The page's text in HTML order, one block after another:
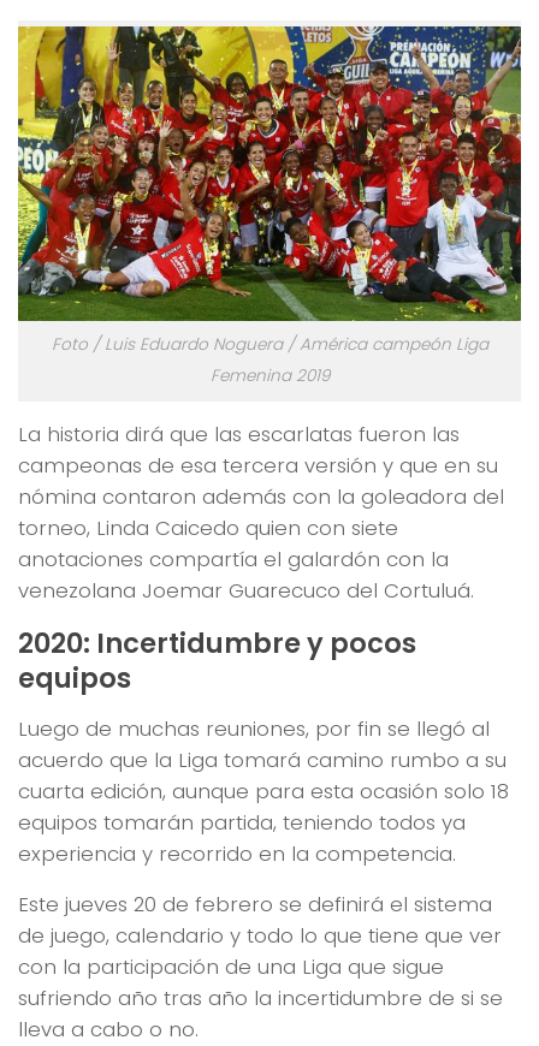
Foto / Luis Eduardo Noguera / América campeón Liga
Femenina 2019
La historia dirá que las escarlatas fueron las
campeonas de esa tercera versión y que en su
nómina contaron además con la goleadora del
torneo, Linda Caicedo quien con siete
anotaciones compartía el galardón con la
venezolana Joemar Guarecuco del Cortuluá.
2020: Incertidumbre y pocos
equipos
Luego de muchas reuniones, por fin se llegó al
acuerdo que la Liga tomará camino rumbo a su
cuarta edición, aunque para esta ocasión solo 18
equipos tomarán partida, teniendo todos ya
experiencia y recorrido en la competencia.
Este jueves 20 de febrero se definirá el sistema
de juego, calendario y todo lo que tiene que ver
con la participación de una Liga que sigue
sufriendo año tras año la incertidumbre de si se
lleva a cabo o no.